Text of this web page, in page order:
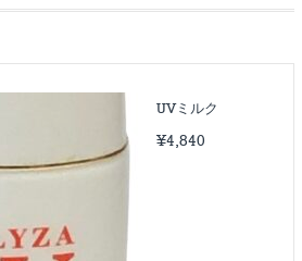
UVミルク
¥4,840